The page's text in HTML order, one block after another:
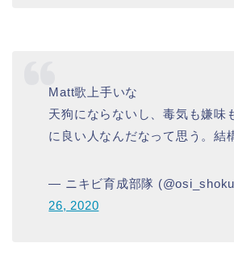
Matt歌上手いな
天狗にならないし、毒気も嫌味
に良い人なんだなって思う。結
— ニキビ育成部隊
26, 2020